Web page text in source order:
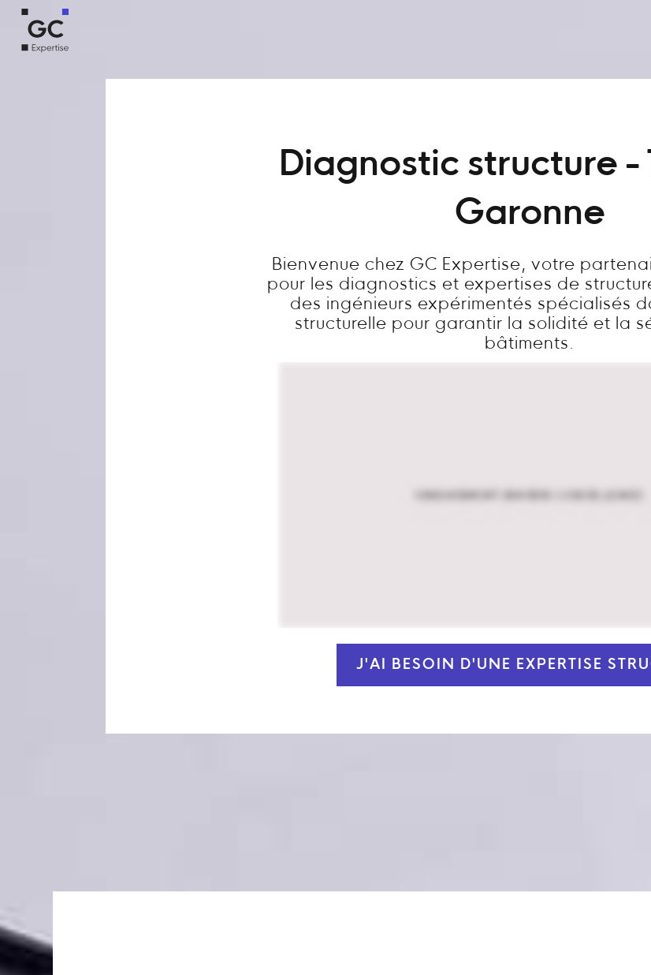
Diagnostic structure -
Garonne
Bienvenue chez GC Expertise, votre
pour les diagnostics et expertises de
des ingénieurs expérimentés spécialisés
structurelle pour garantir la solidité et la
bâtiments.
J'AI BESOIN D'UNE EXPERTISE